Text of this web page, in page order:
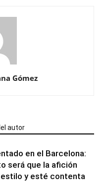
Gómez
autor
en el Barcelona:
será que la afición
y esté contenta